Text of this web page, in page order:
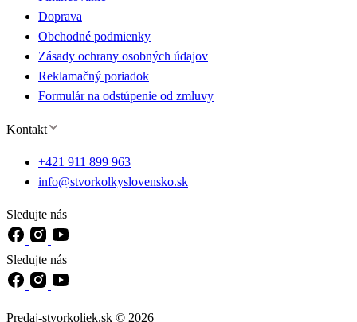
Doprava
Obchodné podmienky
Zásady ochrany osobných údajov
Reklamačný poriadok
Formulár na odstúpenie od zmluvy
Kontakt
+421 911 899 963
info@stvorkolkyslovensko.sk
Sledujte nás
Sledujte nás
Predaj-stvorkoliek.sk © 2026